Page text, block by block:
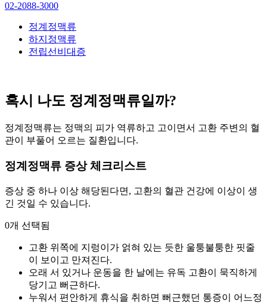
02-2088-3000
정계정맥류
하지정맥류
전립선비대증
혹시 나도 정계정맥류일까?
정계정맥류는 정맥의 피가 역류하고 고이면서 고환 주변의 혈
관이 부풀어 오르는 질환입니다.
정계정맥류 증상 체크리스트
증상 중 하나 이상 해당된다면, 고환의 혈관 건강에 이상이 생
긴 것일 수 있습니다.
0개 선택됨
고환 위쪽에 지렁이가 얽혀 있는 듯한 울퉁불퉁한 핏줄
이 보이고 만져진다.
오래 서 있거나 운동을 한 날에는 유독 고환이 묵직하게
당기고 뻐근하다.
누워서 편안하게 휴식을 취하면 뻐근했던 통증이 어느정